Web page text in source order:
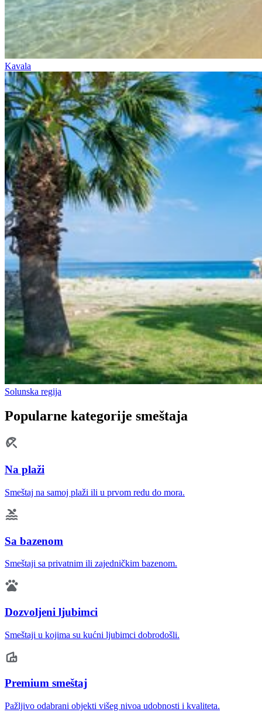
Kavala
Solunska regija
Popularne kategorije smeštaja
Na plaži
Smeštaj na samoj plaži ili u prvom redu do mora.
Sa bazenom
Smeštaji sa privatnim ili zajedničkim bazenom.
Dozvoljeni ljubimci
Smeštaji u kojima su kućni ljubimci dobrodošli.
Premium smeštaj
Pažljivo odabrani objekti višeg nivoa udobnosti i kvaliteta.